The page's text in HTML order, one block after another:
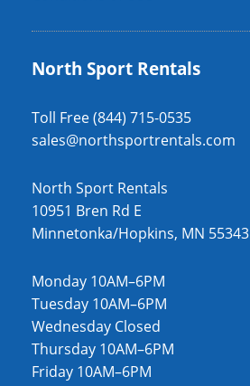
North Sport Rentals
Toll Free (844) 715-0535
sales@northsportrentals.com
North Sport Rentals
10951 Bren Rd E
Minnetonka/Hopkins, MN 55343
Monday 10AM–6PM
Tuesday 10AM–6PM
Wednesday Closed
Thursday 10AM–6PM
Friday 10AM–6PM